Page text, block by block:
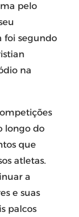
pelo
foi segundo
na
longo do
que
atletas.
a
e suas
palcos